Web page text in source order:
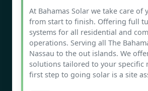
At Bahamas Solar we take care of
from start to finish. Offering full
systems for all residential and
operations. Serving all The
Nassau to the out islands. We
solutions tailored to your specific
first step to going solar is a site